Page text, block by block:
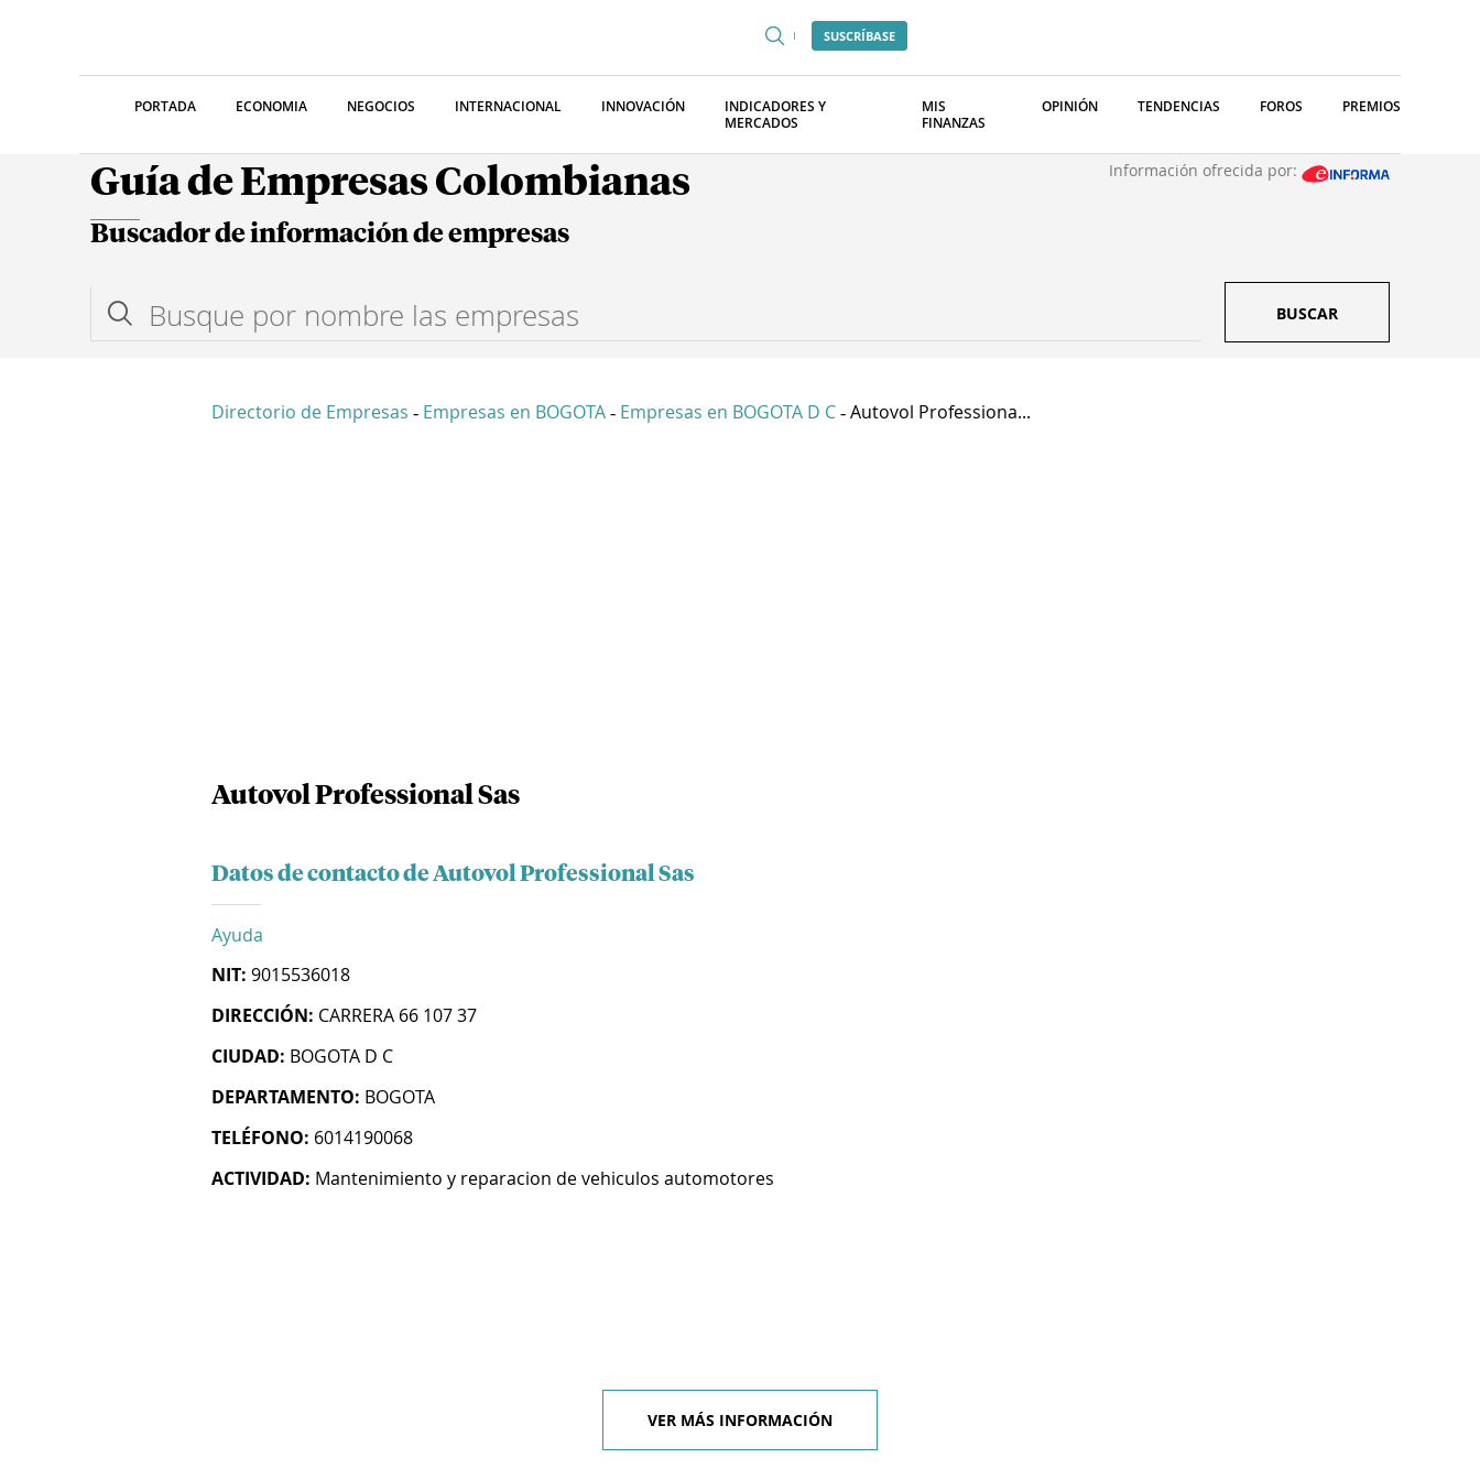
SUSCRÍBASE
PORTADA ECONOMIA NEGOCIOS INTERNACIONAL INNOVACIÓN
INDICADORES Y
MERCADOS
MIS
FINANZAS
OPINIÓN TENDENCIAS FOROS PREMIOS
Guía de Empresas Colombianas Información ofrecida por:
Buscador de información de empresas
BUSCAR
Directorio de Empresas - Empresas en BOGOTA - Empresas en BOGOTA D C - Autovol Professiona...
Autovol Professional Sas
Datos de contacto de Autovol Professional Sas
Ayuda
NIT: 9015536018
DIRECCIÓN: CARRERA 66 107 37
CIUDAD: BOGOTA D C
DEPARTAMENTO: BOGOTA
TELÉFONO: 6014190068
ACTIVIDAD: Mantenimiento y reparacion de vehiculos automotores
VER MÁS INFORMACIÓN